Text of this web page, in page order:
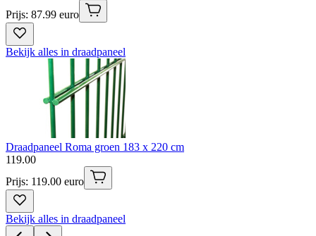
Prijs: 87.99 euro
Bekijk alles in draadpaneel
Draadpaneel Roma groen 183 x 220 cm
119.00
Prijs: 119.00 euro
Bekijk alles in draadpaneel